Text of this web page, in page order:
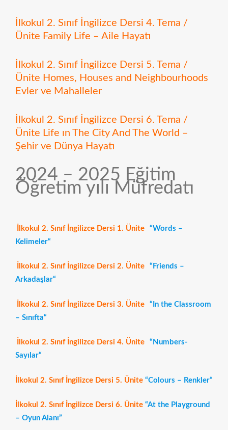
İlkokul 2. Sınıf İngilizce Dersi 4. Tema /
Ünite Family Life – Aile Hayatı
İlkokul 2. Sınıf İngilizce Dersi 5. Tema /
Ünite Homes, Houses and Neighbourhoods
Evler ve Mahalleler
İlkokul 2. Sınıf İngilizce Dersi 6. Tema /
Ünite Life ın The City And The World –
Şehir ve Dünya Hayatı
2024 – 2025 Eğitim
Öğretim yılı Müfredatı
İlkokul 2. Sınıf İngilizce Dersi 1. Ünite
“Words –
Kelimeler“
İlkokul 2. Sınıf İngilizce Dersi 2. Ünite
“Friends –
Arkadaşlar“
İlkokul 2. Sınıf İngilizce Dersi 3. Ünite
“In the Classroom
– Sınıfta“
İlkokul 2. Sınıf İngilizce Dersi 4. Ünite
“Numbers-
Sayılar“
İlkokul 2. Sınıf İngilizce Dersi 5. Ünite “Colours – Renkler“
İlkokul 2. Sınıf İngilizce Dersi 6. Ünite “At the Playground
– Oyun Alanı”